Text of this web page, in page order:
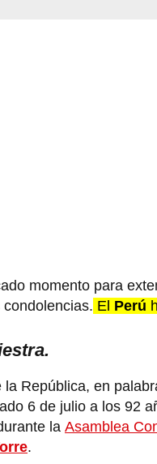
momento para
El Perú
la República, en
6 de julio a los 92
la Asamblea
.